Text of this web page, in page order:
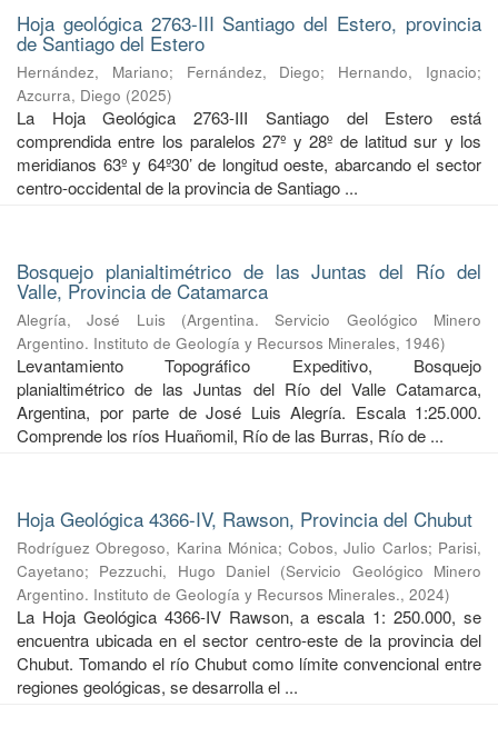
Hoja geológica 2763-III Santiago del Estero, provincia
de Santiago del Estero
Hernández, Mariano; Fernández, Diego; Hernando, Ignacio;
Azcurra, Diego (2025)
La Hoja Geológica 2763-III Santiago del Estero está
comprendida entre los paralelos 27º y 28º de latitud sur y los
meridianos 63º y 64º30’ de longitud oeste, abarcando el sector
centro-occidental de la provincia de Santiago ...
Bosquejo planialtimétrico de las Juntas del Río del
Valle, Provincia de Catamarca
Alegría, José Luis (Argentina. Servicio Geológico Minero
Argentino. Instituto de Geología y Recursos Minerales, 1946)
Levantamiento Topográfico Expeditivo, Bosquejo
planialtimétrico de las Juntas del Río del Valle Catamarca,
Argentina, por parte de José Luis Alegría. Escala 1:25.000.
Comprende los ríos Huañomil, Río de las Burras, Río de ...
Hoja Geológica 4366-IV, Rawson, Provincia del Chubut
Rodríguez Obregoso, Karina Mónica;Cobos, Julio Carlos; Parisi,
Cayetano; Pezzuchi, Hugo Daniel (Servicio Geológico Minero
Argentino. Instituto de Geología y Recursos Minerales., 2024)
La Hoja Geológica 4366-IV Rawson, a escala 1: 250.000, se
encuentra ubicada en el sector centro-este de la provincia del
Chubut. Tomando el río Chubut como límite convencional entre
regiones geológicas, se desarrolla el ...